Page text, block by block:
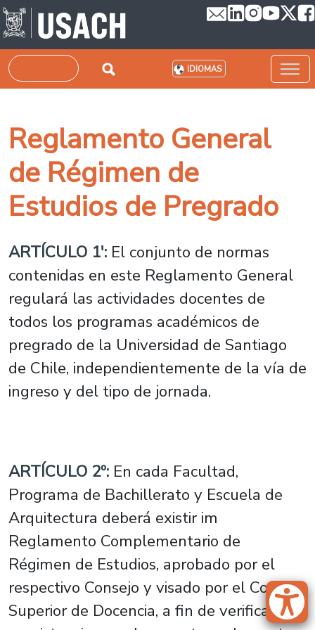
Pasar al contenido principal
Buscar IDIOMAS
Reglamento General
de Régimen de
Estudios de Pregrado
ARTÍCULO 1': El conjunto de normas
contenidas en este Reglamento General
regulará las actividades docentes de
todos los programas académicos de
pregrado de la Universidad de Santiago
de Chile, independientemente de la vía de
ingreso y del tipo de jornada.
ARTÍCULO 2º: En cada Facultad,
Programa de Bachillerato y Escuela de
Arquitectura deberá existir im
Reglamento Complementario de
Régimen de Estudios, aprobado por el
respectivo Consejo y visado por el Consejo
Superior de Docencia, a fin de verificar la